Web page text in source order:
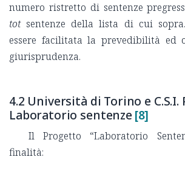
numero ristretto di sentenze
tot sentenze della lista di cui
essere facilitata la prevedibilità ed
giurisprudenza.
4.2 Università di Torino e C.S.I.
Laboratorio sentenze [8]
Il Progetto “Laboratorio
finalità: